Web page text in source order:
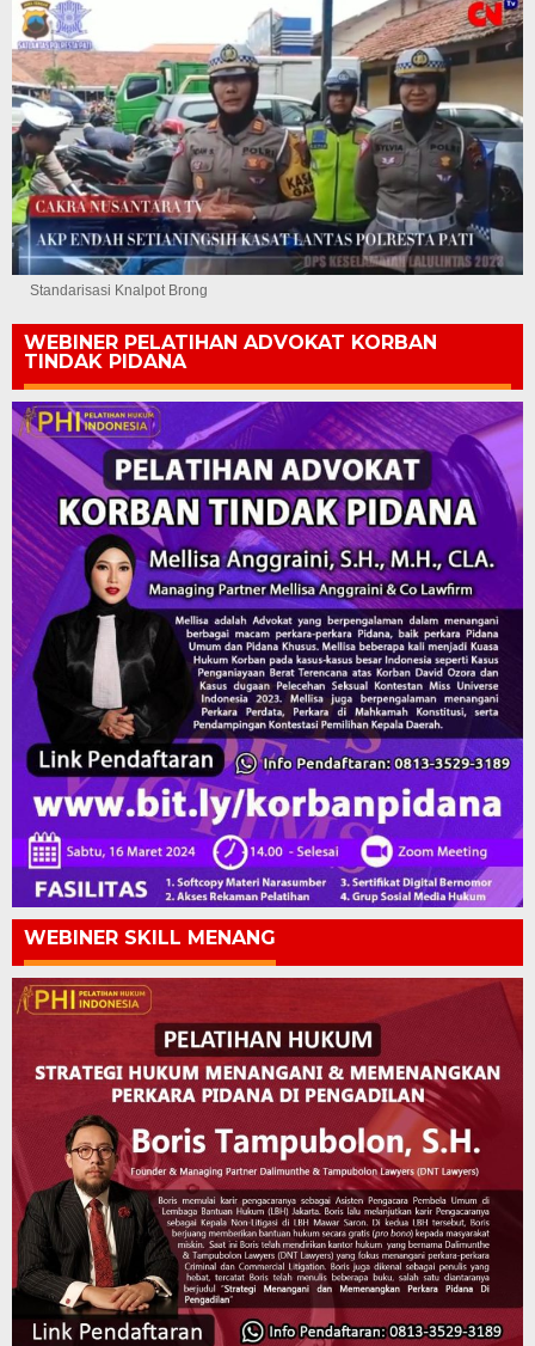
Standarisasi Knalpot Brong
WEBINER PELATIHAN ADVOKAT KORBAN
TINDAK PIDANA
WEBINER SKILL MENANG